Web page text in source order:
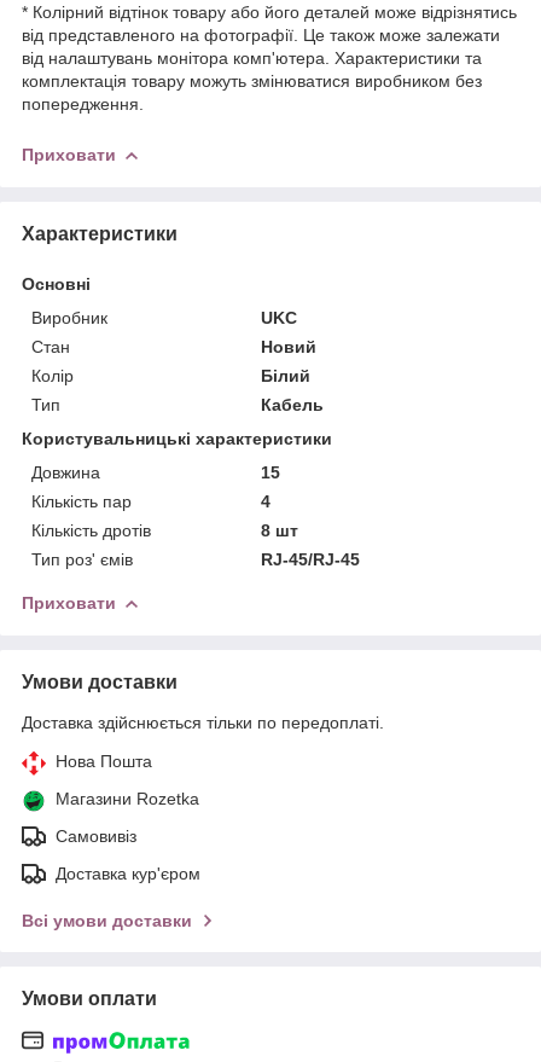
* Колірний відтінок товару або його деталей може відрізнятись
від представленого на фотографії. Це також може залежати
від налаштувань монітора комп'ютера. Характеристики та
комплектація товару можуть змінюватися виробником без
попередження.
Приховати
Характеристики
Основні
Виробник
UKC
Стан
Новий
Колір
Білий
Тип
Кабель
Користувальницькі характеристики
Довжина
15
Кількість пар
4
Кількість дротів
8 шт
Тип роз' ємів
RJ-45/RJ-45
Приховати
Умови доставки
Доставка здійснюється тільки по передоплаті.
Нова Пошта
Магазини Rozetka
Самовивіз
Доставка кур'єром
Всі умови доставки
Умови оплати